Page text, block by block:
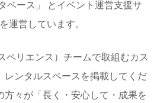
ベース」 とイベント運営支援サ
運営しています。
ペリエンス）チームで取組むカス
レンタルスペースを掲載してくだ
方々が「長く・安心して・成果を